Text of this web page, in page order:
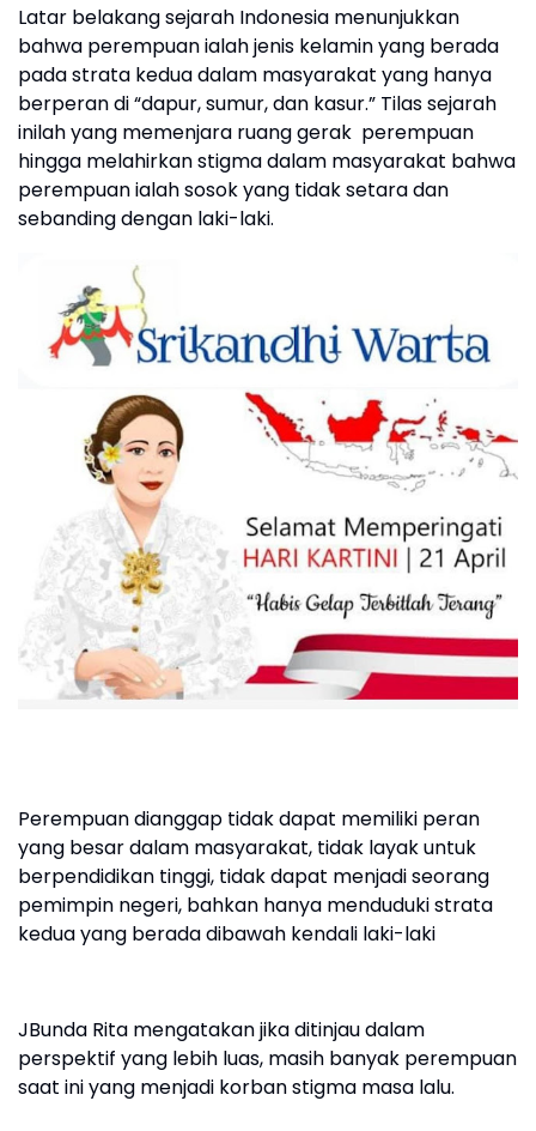
Latar belakang sejarah Indonesia menunjukkan
bahwa perempuan ialah jenis kelamin yang berada
pada strata kedua dalam masyarakat yang hanya
berperan di “dapur, sumur, dan kasur.” Tilas sejarah
inilah yang memenjara ruang gerak perempuan
hingga melahirkan stigma dalam masyarakat bahwa
perempuan ialah sosok yang tidak setara dan
sebanding dengan laki-laki.
Perempuan dianggap tidak dapat memiliki peran
yang besar dalam masyarakat, tidak layak untuk
berpendidikan tinggi, tidak dapat menjadi seorang
pemimpin negeri, bahkan hanya menduduki strata
kedua yang berada dibawah kendali laki-laki
JBunda Rita mengatakan jika ditinjau dalam
perspektif yang lebih luas, masih banyak perempuan
saat ini yang menjadi korban stigma masa lalu.